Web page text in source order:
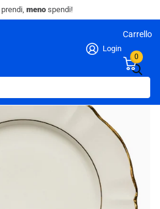
Minimo 4 articoli nel carrello.
Login
Carrello
0